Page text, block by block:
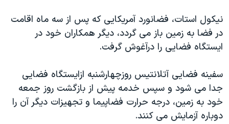
اعتراضات مردمی آبان ۹۸
اسرائیل در جنگ
همایش محافظه‌کاران آمریکا «سی‌پک»
صفحه‌های ویژه
سفر پرزیدنت ترامپ به چین
نیکول استات، فضانورد آمریکایی که پس از سه ماه اقامت
در فضا به زمین باز می گردد، دیگر همکاران خود در
ایستگاه فضایی را درآغوش گرفت.
سفینه فضایی آتلانتیس روزچهارشنبه ازایستگاه فضایی
جدا می شود و سپس خدمه پیش از بازگشت روز جمعه
خود به زمین، درجه حرارت فضاپیما و تجهیزات دیگر آن را
دوباره آزمایش می کنند.